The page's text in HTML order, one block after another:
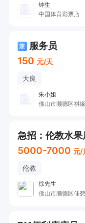
钟生
中国体育彩票店
兼 服务员
150 元/天
大良
朱小姐
5000-7000 元/
伦教
徐先生
佛山市顺德区佳